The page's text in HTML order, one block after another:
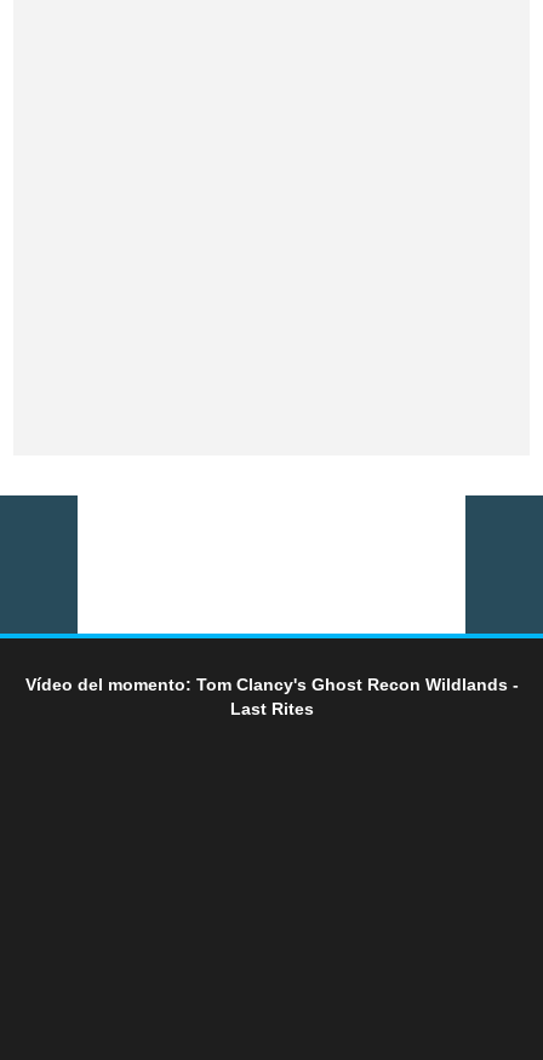
Vídeo del momento: Tom Clancy's Ghost Recon Wildlands -
Last Rites